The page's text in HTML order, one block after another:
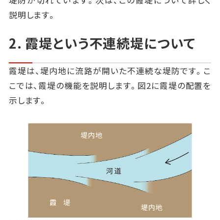
説明します。
2. 霞堤という不連続堤について
霞堤は、堤内地に流路が開いた不連続な堤防です。こ
こでは、霞堤の機能を説明します。図2に霞堤の配置を
示します。